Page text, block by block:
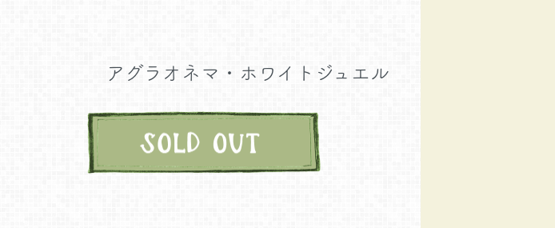
アグラオネマ・ホワイトジュエル